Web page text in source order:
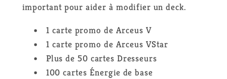
important pour aider à modifier un deck.
1 carte promo de Arceus V
1 carte promo de Arceus VStar
Plus de 50 cartes Dresseurs
100 cartes Énergie de base